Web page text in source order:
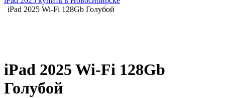
iPad 2025 Wi-Fi 128Gb Голубой
iPad 2025 Wi-Fi 128Gb
Голубой